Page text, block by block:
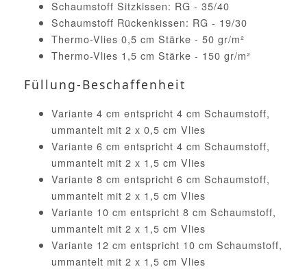
Schaumstoff Sitzkissen: RG - 35/40
Schaumstoff Rückenkissen: RG - 19/30
Thermo-Vlies 0,5 cm Stärke - 50 gr/m²
Thermo-Vlies 1,5 cm Stärke - 150 gr/m²
Füllung-Beschaffenheit
Variante 4 cm entspricht 4 cm Schaumstoff,
ummantelt mit 2 x 0,5 cm Vlies
Variante 6 cm entspricht 4 cm Schaumstoff,
ummantelt mit 2 x 1,5 cm Vlies
Variante 8 cm entspricht 6 cm Schaumstoff,
ummantelt mit 2 x 1,5 cm Vlies
Variante 10 cm entspricht 8 cm Schaumstoff,
ummantelt mit 2 x 1,5 cm Vlies
Variante 12 cm entspricht 10 cm Schaumstoff,
ummantelt mit 2 x 1,5 cm Vlies